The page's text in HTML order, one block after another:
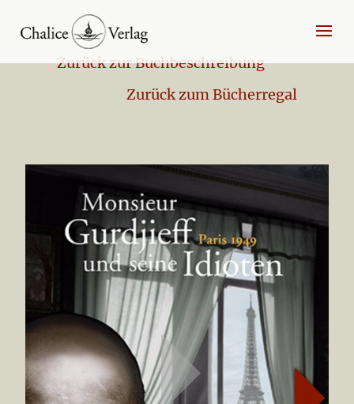
Zurück zur Buchbeschreibung
Zurück zum Bücherregal